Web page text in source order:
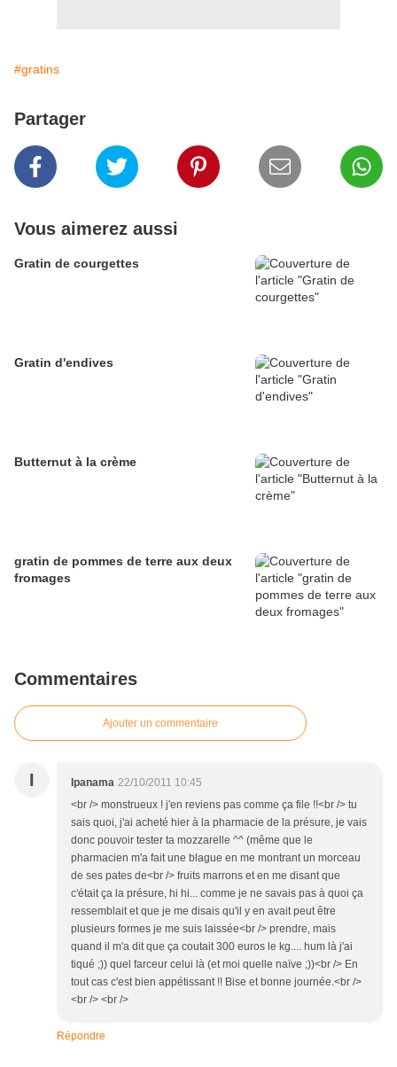
#gratins
Partager
Vous aimerez aussi
Gratin de courgettes
Gratin d'endives
Butternut à la crème
gratin de pommes de terre aux deux
fromages
Commentaires
Ajouter un commentaire
I Ipanama 22/10/2011 10:45
<br /> monstrueux ! j'en reviens pas comme ça file !!<br /> tu
sais quoi, j'ai acheté hier à la pharmacie de la présure, je vais
donc pouvoir tester ta mozzarelle ^^ (même que le
pharmacien m'a fait une blague en me montrant un morceau
de ses pates de<br /> fruits marrons et en me disant que
c'était ça la présure, hi hi... comme je ne savais pas à quoi ça
ressemblait et que je me disais qu'il y en avait peut être
plusieurs formes je me suis laissée<br /> prendre, mais
quand il m'a dit que ça coutait 300 euros le kg.... hum là j'ai
tiqué ;)) quel farceur celui là (et moi quelle naïve ;))<br /> En
tout cas c'est bien appétissant !! Bise et bonne journée.<br />
<br /> <br />
Répondre